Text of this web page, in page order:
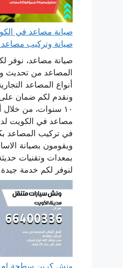
صيانة وتركيب مصاعد
صيانة مصاعد، نوفر
المصاعد من تحديث
أنواع المصاعد
ونقدم لكم ضمان
١٠ سنوات، من
مصاعد في الكويت
في تركيب المصاعد
ويقومون بصيانة
بمعدات وتقنيات
لنوفر لكم خدمة
ونش كرين سطحة ام